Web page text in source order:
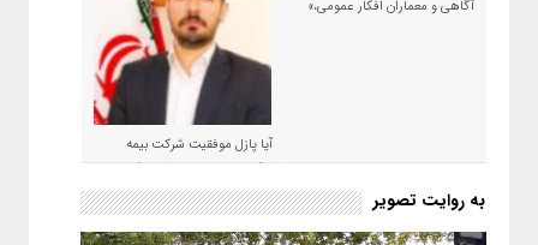
آگاهی و معماران افکار عمومی،»
آیا پازل موفقیت شرکت بیمه
حکمت صبا در سال ۱۴۰۵ کامل می
شود؟!
به روایت تصویر